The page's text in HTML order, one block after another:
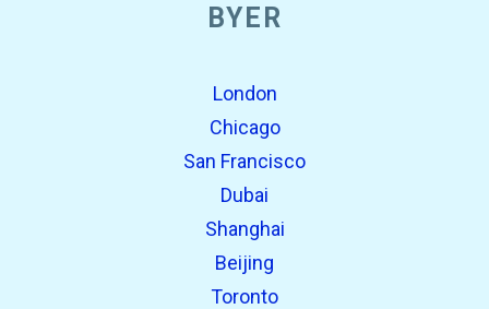
BYER
London
Chicago
San Francisco
Dubai
Shanghai
Beijing
Toronto